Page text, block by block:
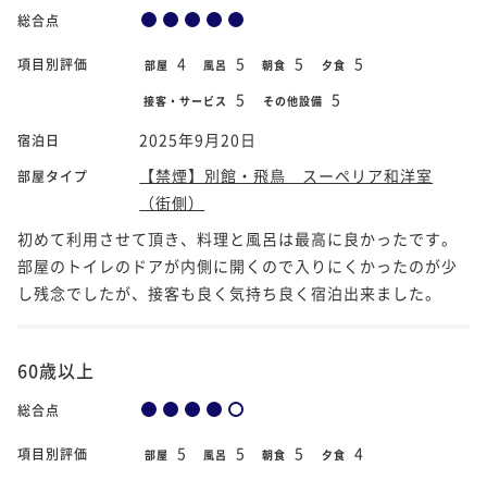
総合点
項目別評価 部屋 4 風呂 5 朝食 5 夕食 5
接客・サービス 5 その他設備 5
宿泊日 2025年9月20日
部屋タイプ
【禁煙】別館・飛鳥 スーペリア和洋室
（街側）
初めて利用させて頂き、料理と風呂は最高に良かったです。
部屋のトイレのドアが内側に開くので入りにくかったのが少
し残念でしたが、接客も良く気持ち良く宿泊出来ました。
60歳以上
総合点
項目別評価 部屋 5 風呂 5 朝食 5 夕食
4